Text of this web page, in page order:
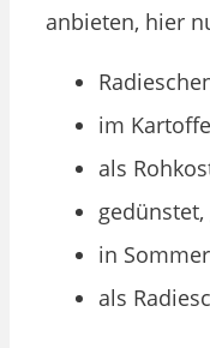
anbieten, hier
im
als
in
als